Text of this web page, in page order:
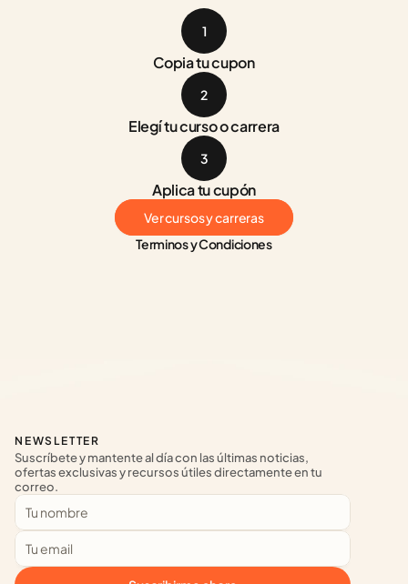
1
Copia tu cupon
2
Elegí tu curso o carrera
3
Aplica tu cupón
Ver cursos y carreras
Terminos y Condiciones
NEWSLETTER
Suscríbete y mantente al día con las últimas noticias,
ofertas exclusivas y recursos útiles directamente en tu
correo.